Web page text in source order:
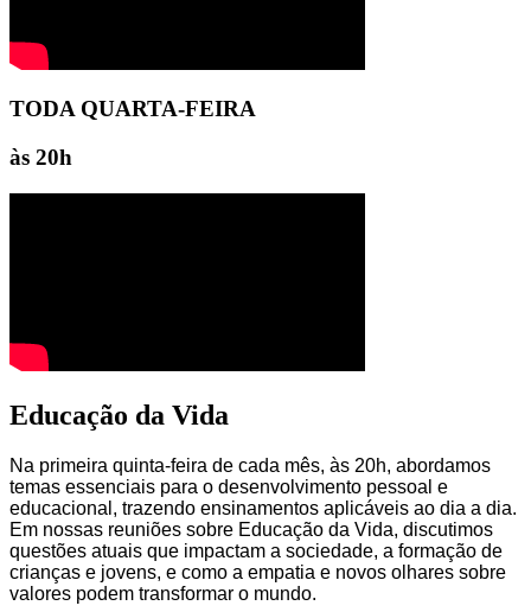
TODA QUARTA-FEIRA
às 20h
Educação da Vida
Na primeira quinta-feira de cada mês, às 20h, abordamos
temas essenciais para o desenvolvimento pessoal e
educacional, trazendo ensinamentos aplicáveis ao dia a dia.
Em nossas reuniões sobre Educação da Vida, discutimos
questões atuais que impactam a sociedade, a formação de
crianças e jovens, e como a empatia e novos olhares sobre
valores podem transformar o mundo.